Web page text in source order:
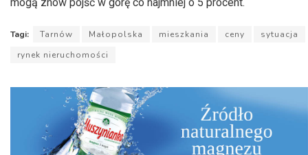
Tagi: Tarnów Małopolska mieszkania ceny
sytuacja
rynek nieruchomości